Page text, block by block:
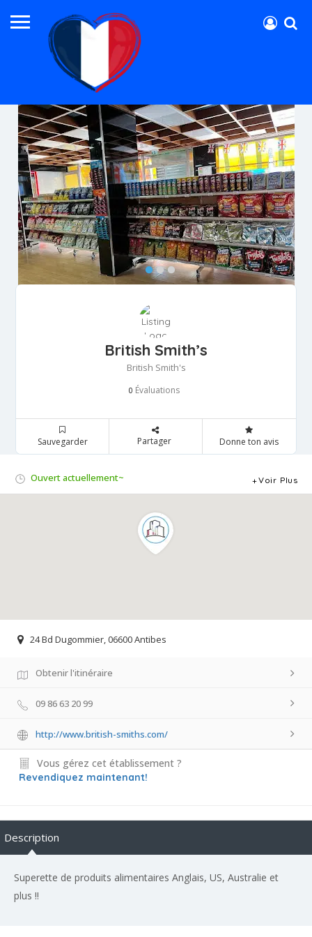
British Smith’s
British Smith's
0 Évaluations
Sauvegarder Partager Donne ton avis
Ouvert actuellement~ Voir Plus
24 Bd Dugommier, 06600 Antibes
Obtenir l'itinéraire
09 86 63 20 99
http://www.british-smiths.com/
Vous gérez cet établissement ?
Revendiquez maintenant!
Description
Superette de produits alimentaires Anglais, US, Australie et
plus !!